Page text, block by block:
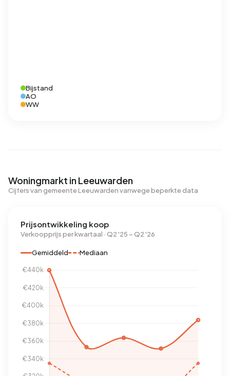
Bijstand
AO
WW
Woningmarkt in Leeuwarden
Cijfers van gemeente Leeuwarden vanwege beperkte data
Prijsontwikkeling koop
Verkoopprijs per kwartaal · Q2 '25 – Q2 '26
Gemiddeld Mediaan